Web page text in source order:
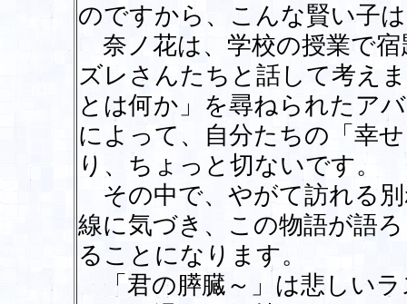
のですから、こんな賢い子
奈ノ花は、学校の授業で宿
ズレさんたちと話して考え
とは何か」を尋ねられたア
によって、自分たちの「幸
り、ちょっと切ないです。
その中で、やがて訪れる
線に気づき、この物語が語
ることになります。
「君の膵臓～」は悲しい